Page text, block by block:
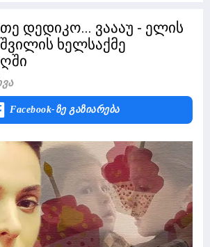
დედიკო... ვაააუ - ელის
ხელსაქმე
Facebook-Ზე Გაზიარება